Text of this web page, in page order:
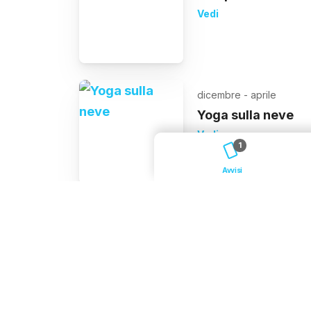
1
Avvisi
Vedi
dicembre - aprile
Yoga sulla neve
Vedi